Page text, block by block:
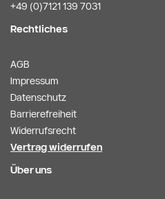
+49 (0)7121 139 7031
Rechtliches
AGB
Impressum
Datenschutz
Barrierefreiheit
Widerrufsrecht
Vertrag widerrufen
Über uns